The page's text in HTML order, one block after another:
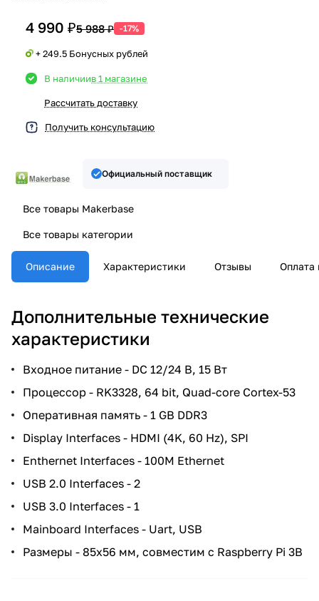
4 990 ₽5 988 ₽ -17%
+ 249.5 Бонусных рублей
В наличиив 1 магазине
Рассчитать доставку
Получить консультацию
Официальный поставщик
Все товары Makerbase
Все товары категории
Описание Характеристики Отзывы Оплата
Дополнительные технические
характеристики
Входное питание - DC 12/24 В, 15 Вт
Процессор - RK3328, 64 bit, Quad-core Cortex-53
Оперативная память - 1 GB DDR3
Display Interfaces - HDMI (4K, 60 Hz), SPI
Enthernet Interfaces - 100M Ethernet
USB 2.0 Interfaces - 2
USB 3.0 Interfaces - 1
Mainboard Interfaces - Uart, USB
Размеры - 85х56 мм, совместим с Raspberry Pi 3B